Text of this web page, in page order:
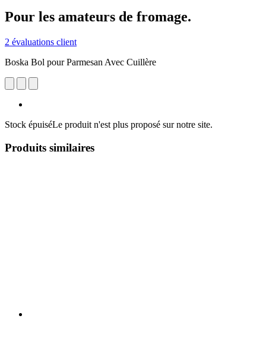
Pour les amateurs de fromage.
2 évaluations client
Boska Bol pour Parmesan Avec Cuillère
Stock épuiséLe produit n'est plus proposé sur notre site.
Produits similaires